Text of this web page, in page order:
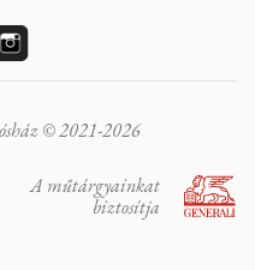
© 2021-2026
A műtárgyainkat
biztosítja